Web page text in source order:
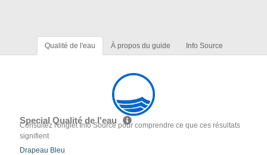
Qualité de l'eau À propos du guide Info Source
Special Qualité de l'eau
Consultez l'onglet Info Source pour comprendre ce que ces résultats
signifient
Drapeau Bleu